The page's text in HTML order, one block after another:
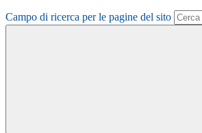
Campo di ricerca per le pagine del sito